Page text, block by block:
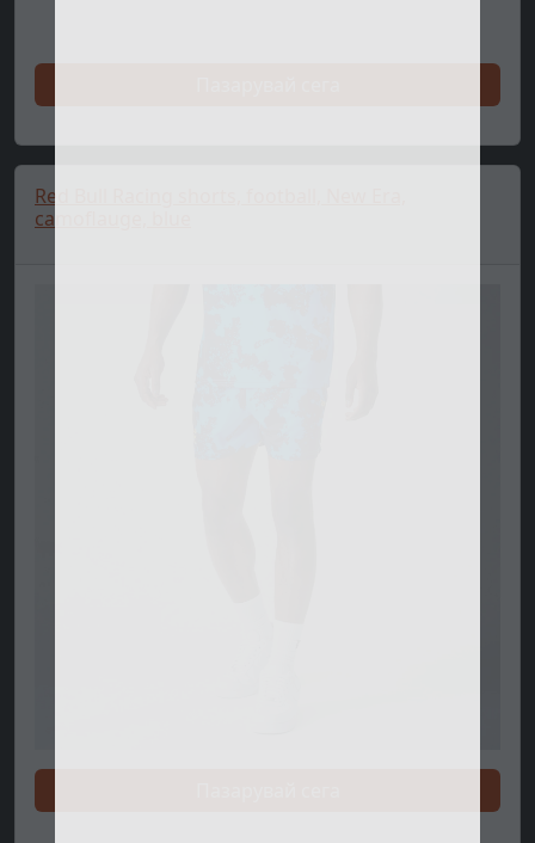
Red Bull Racing shorts, football, New Era,
camoflauge, blue